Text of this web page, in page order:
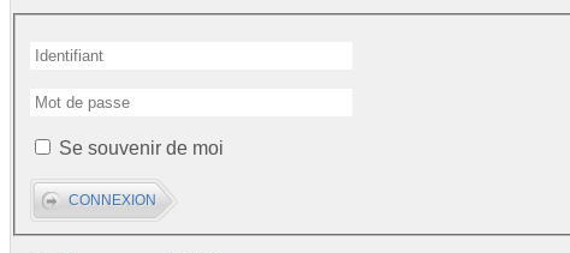
Se souvenir de moi